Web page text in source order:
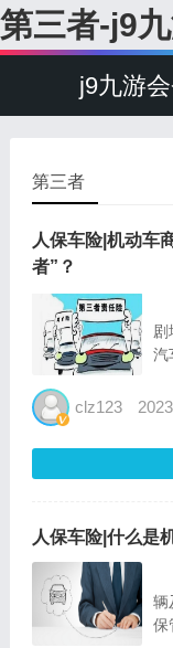
第三者-j9
j9九游
第三者
人保车险|机动车
者”？
剧
汽
险
称
clz123
人保车险|什么是
辆
保